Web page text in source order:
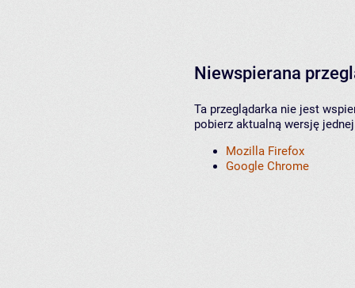
Niewspierana
Ta przeglądarka nie jest
pobierz aktualną wersję
Mozilla Firefox
Google Chrome